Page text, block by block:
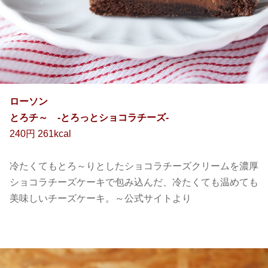
ローソン
とろチ～ -とろっとショコラチーズ-
240円 261kcal
冷たくてもとろ～りとしたショコラチーズクリームを濃厚
ショコラチーズケーキで包み込んだ、冷たくても温めても
美味しいチーズケーキ。～公式サイトより